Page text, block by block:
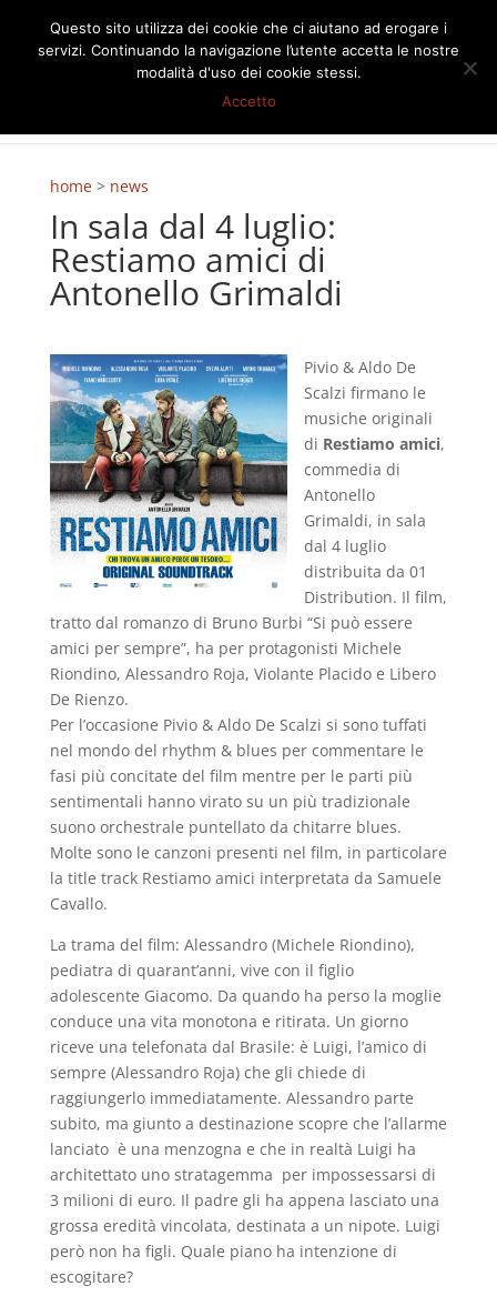
home> news
In sala dal 4 luglio:
Restiamo amici di
Antonello Grimaldi
Pivio & Aldo De
Scalzi firmano le
musiche originali
di Restiamo amici,
commedia di
Antonello
Grimaldi, in sala
dal 4 luglio
distribuita da 01
Distribution. Il film,
tratto dal romanzo di Bruno Burbi “Si può essere
amici per sempre”, ha per protagonisti Michele
Riondino, Alessandro Roja, Violante Placido e Libero
De Rienzo.
Per l’occasione Pivio & Aldo De Scalzi si sono tuffati
nel mondo del rhythm & blues per commentare le
fasi più concitate del film mentre per le parti più
sentimentali hanno virato su un più tradizionale
suono orchestrale puntellato da chitarre blues.
Molte sono le canzoni presenti nel film, in particolare
la title track Restiamo amici interpretata da Samuele
Cavallo.
La trama del film: Alessandro (Michele Riondino),
pediatra di quarant’anni, vive con il figlio
adolescente Giacomo. Da quando ha perso la moglie
conduce una vita monotona e ritirata. Un giorno
riceve una telefonata dal Brasile: è Luigi, l’amico di
sempre (Alessandro Roja) che gli chiede di
raggiungerlo immediatamente. Alessandro parte
subito, ma giunto a destinazione scopre che l’allarme
lanciato è una menzogna e che in realtà Luigi ha
architettato uno stratagemma per impossessarsi di
3 milioni di euro. Il padre gli ha appena lasciato una
grossa eredità vincolata, destinata a un nipote. Luigi
però non ha figli. Quale piano ha intenzione di
escogitare?
Questo sito utilizza dei cookie che ci aiutano ad erogare i
servizi. Continuando la navigazione l’utente accetta le nostre
modalità d'uso dei cookie stessi.
Accetto